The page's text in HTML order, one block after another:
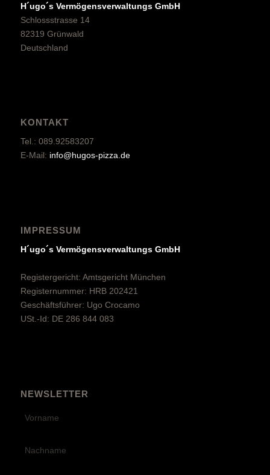
H´ugo´s Vermögensverwaltungs GmbH
Schlossstrasse 14
82319 Grünwald
Deutschland
KONTAKT
Tel.: 089.92583207
E-Mail: info@hugos-pizza.de
IMPRESSUM
H´ugo´s Vermögensverwaltungs GmbH
Registergericht: Amtsgericht München
Registernummer: HRB 202421
Geschäftsführer: Ugo Crocamo
USt.-Id: DE 286 844 083
NEWSLETTER